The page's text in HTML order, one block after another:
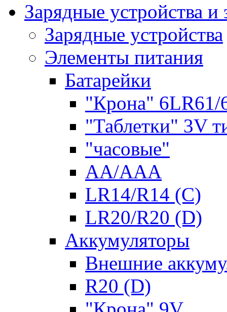
Зарядные устройства
Зарядные устройства
Элементы питания
Батарейки
"Крона" 6LR61/
"Таблетки" 3V
"часовые"
AA/AAA
LR14/R14 (C)
LR20/R20 (D)
Аккумуляторы
Внешние
R20 (D)